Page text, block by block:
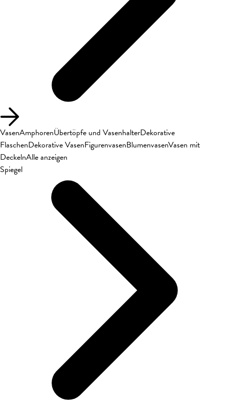
VasenAmphorenÜbertöpfe und VasenhalterDekorative
FlaschenDekorative VasenFigurenvasenBlumenvasenVasen mit
DeckelnAlle anzeigen
Spiegel